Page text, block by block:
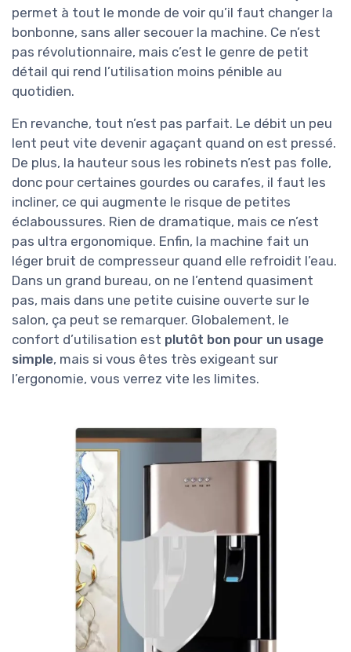
permet à tout le monde de voir qu’il faut changer la
bonbonne, sans aller secouer la machine. Ce n’est
pas révolutionnaire, mais c’est le genre de petit
détail qui rend l’utilisation moins pénible au
quotidien.
En revanche, tout n’est pas parfait. Le débit un peu
lent peut vite devenir agaçant quand on est pressé.
De plus, la hauteur sous les robinets n’est pas folle,
donc pour certaines gourdes ou carafes, il faut les
incliner, ce qui augmente le risque de petites
éclaboussures. Rien de dramatique, mais ce n’est
pas ultra ergonomique. Enfin, la machine fait un
léger bruit de compresseur quand elle refroidit l’eau.
Dans un grand bureau, on ne l’entend quasiment
pas, mais dans une petite cuisine ouverte sur le
salon, ça peut se remarquer. Globalement, le
confort d’utilisation est plutôt bon pour un usage
simple, mais si vous êtes très exigeant sur
l’ergonomie, vous verrez vite les limites.